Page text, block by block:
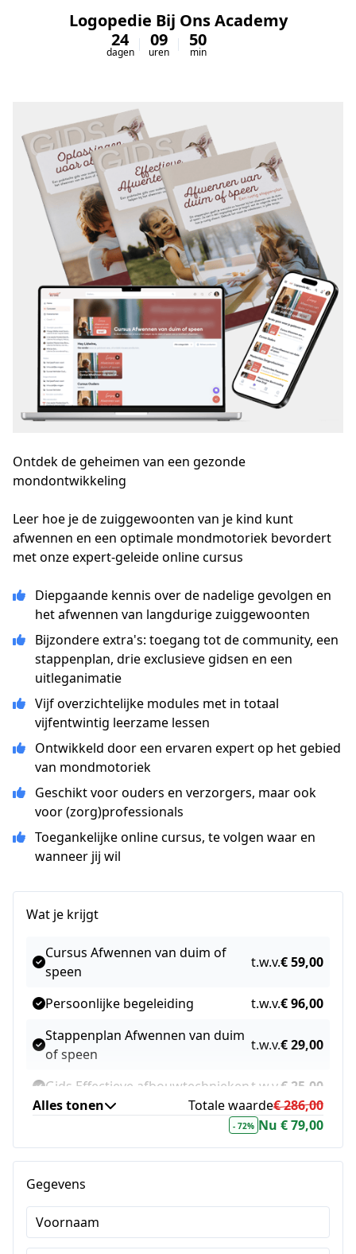
Logopedie Bij Ons Academy
24
dagen
09
uren
50
min
Ontdek de geheimen van een gezonde
mondontwikkeling
Leer hoe je de zuiggewoonten van je kind kunt
afwennen en een optimale mondmotoriek bevordert
met onze expert-geleide online cursus
Diepgaande kennis over de nadelige gevolgen en
het afwennen van langdurige zuiggewoonten
Bijzondere extra's: toegang tot de community, een
stappenplan, drie exclusieve gidsen en een
uitleganimatie
Vijf overzichtelijke modules met in totaal
vijfentwintig leerzame lessen
Ontwikkeld door een ervaren expert op het gebied
van mondmotoriek
Geschikt voor ouders en verzorgers, maar ook
voor (zorg)professionals
Toegankelijke online cursus, te volgen waar en
wanneer jij wil
Wat je krijgt
Cursus Afwennen van duim of
speen
t.w.v.€ 59,00
Persoonlijke begeleiding t.w.v.€ 96,00
Stappenplan Afwennen van duim
of speen
t.w.v.€ 29,00
Gids Effectieve afbouwtechniekent.w.v.€ 25,00
Gids Omgaan met obstakels
t.w.v.€ 25,00
Gids Boekjes & Hulpmiddelen
t.w.v.€ 25,00
Uitleganimatie Sam & Lina
- 72% Nu € 79,00
Alles tonen Totale waarde€ 286,00
Gegevens
Voornaam